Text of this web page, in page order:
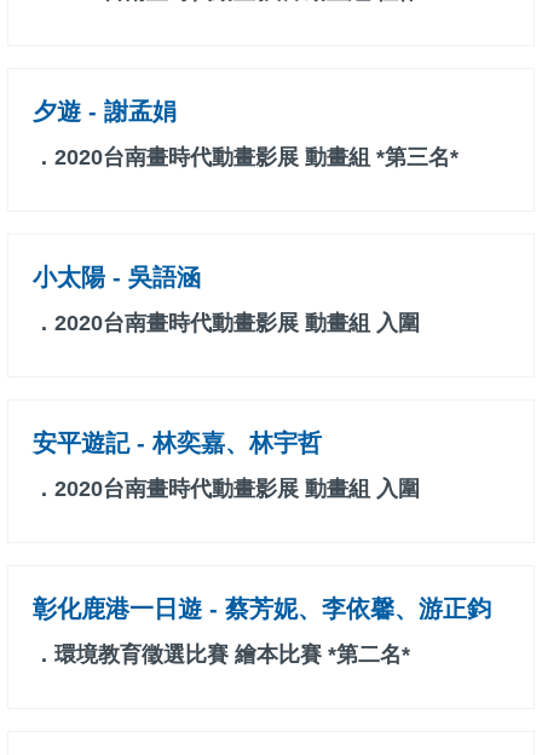
夕遊 - 謝孟娟
．2020台南畫時代動畫影展 動畫組 *第三名*
小太陽 - 吳語涵
．2020台南畫時代動畫影展 動畫組 入圍
安平遊記 - 林奕嘉、林宇哲
．2020台南畫時代動畫影展 動畫組 入圍
彰化鹿港一日遊 - 蔡芳妮、李依馨、游正鈞
．環境教育徵選比賽 繪本比賽 *第二名*